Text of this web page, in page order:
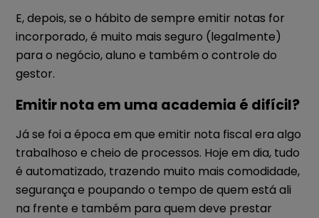
E, depois, se o hábito de sempre emitir notas for
incorporado, é muito mais seguro (legalmente)
para o negócio, aluno e também o controle do
gestor.
Emitir nota em uma academia é difícil?
Já se foi a época em que emitir nota fiscal era algo
trabalhoso e cheio de processos. Hoje em dia, tudo
é automatizado, trazendo muito mais comodidade,
segurança e poupando o tempo de quem está ali
na frente e também para quem deve prestar